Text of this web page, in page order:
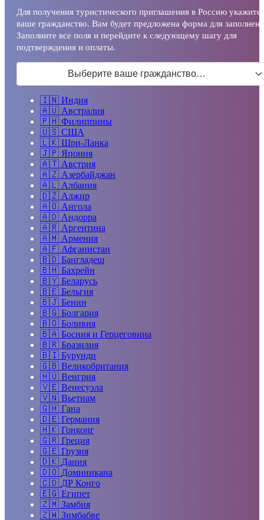
Для получения туристического приглашения в Россию укажите
ваше гражданство. Вам будет предложена форма для
Заполните все поля и перейдите к следующему шагу для
подтверждения и оплаты.
Выберите ваше гражданство…
🇮🇳 Индия
🇦🇺 Австралия
🇵🇭 Филиппины
🇺🇸 США
🇱🇰 Шри-Ланка
🇯🇵 Япония
🇦🇹 Австрия
🇦🇿 Азербайджан
🇦🇱 Албания
🇩🇿 Алжир
🇦🇴 Ангола
🇦🇩 Андорра
🇦🇷 Аргентина
🇦🇲 Армения
🇦🇫 Афганистан
🇧🇩 Бангладеш
🇧🇭 Бахрейн
🇧🇾 Беларусь
🇧🇪 Бельгия
🇧🇯 Бенин
🇧🇬 Болгария
🇧🇴 Боливия
🇧🇦 Босния и Герцеговина
🇧🇷 Бразилия
🇧🇮 Бурунди
🇬🇧 Великобритания
🇭🇺 Венгрия
🇻🇪 Венесуэла
🇻🇳 Вьетнам
🇬🇭 Гана
🇩🇪 Германия
🇭🇰 Гонконг
🇬🇷 Греция
🇬🇪 Грузия
🇩🇰 Дания
🇩🇴 Доминикана
🇨🇩 ДР Конго
🇪🇬 Египет
🇿🇲 Замбия
🇿🇼 Зимбабве